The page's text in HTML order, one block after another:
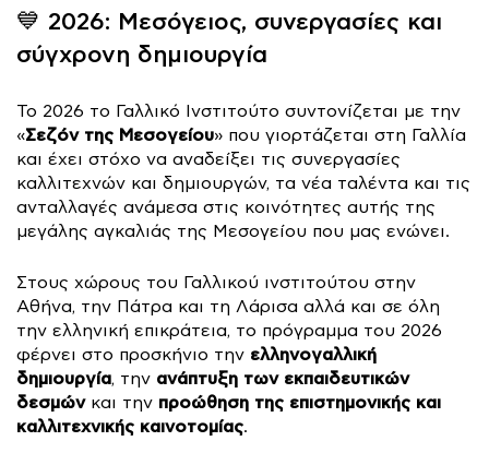
💙 2026: Μεσόγειος, συνεργασίες και
σύγχρονη δημιουργία
Το 2026 το Γαλλικό Ινστιτούτο συντονίζεται με την
«Σεζόν της Μεσογείου» που γιορτάζεται στη Γαλλία
και έχει στόχο να αναδείξει τις συνεργασίες
καλλιτεχνών και δημιουργών, τα νέα ταλέντα και τις
ανταλλαγές ανάμεσα στις κοινότητες αυτής της
μεγάλης αγκαλιάς της Μεσογείου που μας ενώνει.
Στους χώρους του Γαλλικού ινστιτούτου στην
Αθήνα, την Πάτρα και τη Λάρισα αλλά και σε όλη
την ελληνική επικράτεια, το πρόγραμμα του 2026
φέρνει στο προσκήνιο την ελληνογαλλική
δημιουργία, την ανάπτυξη των εκπαιδευτικών
δεσμώνκαι την προώθηση της επιστημονικής και
καλλιτεχνικής καινοτομίας.